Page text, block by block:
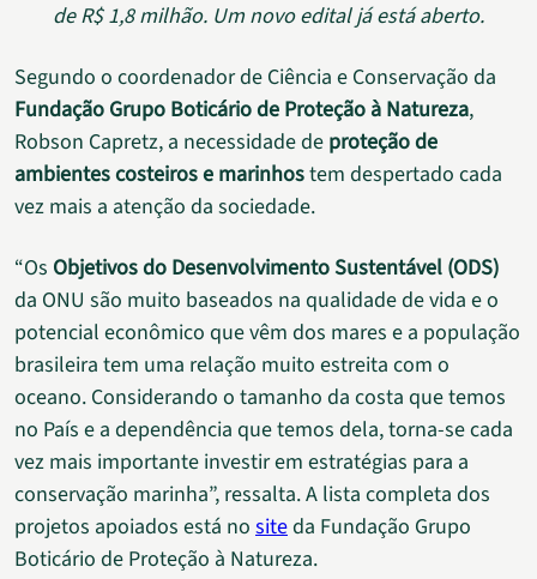
de R$ 1,8 milhão. Um novo edital já está aberto.
Segundo o coordenador de Ciência e Conservação da
Fundação Grupo Boticário de Proteção à Natureza,
Robson Capretz, a necessidade de proteção de
ambientes costeiros e marinhostem despertado cada
vez mais a atenção da sociedade.
“Os Objetivos do Desenvolvimento Sustentável (ODS)
da ONU são muito baseados na qualidade de vida e o
potencial econômico que vêm dos mares e a população
brasileira tem uma relação muito estreita com o
oceano. Considerando o tamanho da costa que temos
no País e a dependência que temos dela, torna-se cada
vez mais importante investir em estratégias para a
conservação marinha”, ressalta. A lista completa dos
projetos apoiados está no siteda Fundação Grupo
Boticário de Proteção à Natureza.